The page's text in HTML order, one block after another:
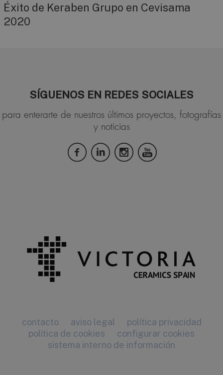
Éxito de Keraben Grupo en Cevisama
2020
SÍGUENOS EN REDES SOCIALES
para enterarte de nuestros últimos proyectos, fotografías
y noticias
contacto aviso legal
política privacidad
política de cookies
configurar cookies
sistema interno de información